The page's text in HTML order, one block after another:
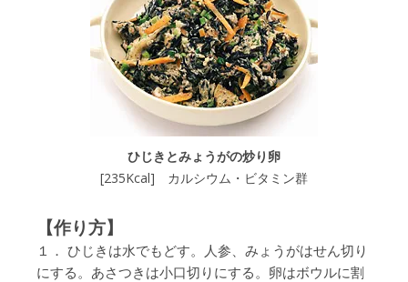
ひじきとみょうがの炒り卵
[235Kcal] カルシウム・ビタミン群
【作り方】
１． ひじきは水でもどす。人参、みょうがはせん切り
にする。あさつきは小口切りにする。卵はボウルに割